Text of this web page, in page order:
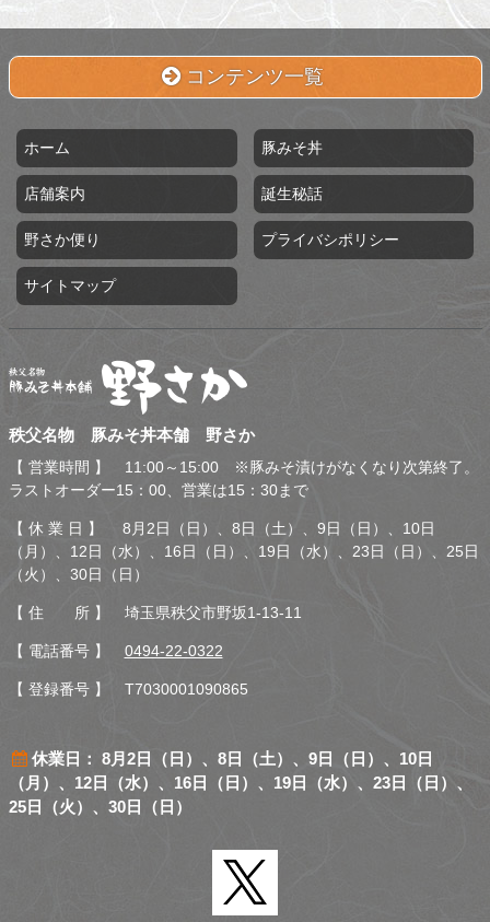
コンテンツ一覧
ホーム 豚みそ丼
店舗案内 誕生秘話
野さか便り プライバシポリシー
サイトマップ
秩父名物 豚みそ丼本舗 野
秩父名物 豚みそ丼本舗 野さか
【 営業時間 】 11:00～15:00 ※豚みそ漬けがなくなり次第終了。
ラストオーダー15：00、営業は15：30まで
【 休 業 日 】 8月2日（日）、8日（土）、9日（日）、10日
（月）、12日（水）、16日（日）、19日（水）、23日（日）、25日
（火）、30日（日）
【 住 所 】 埼玉県秩父市野坂1-13-11
【 電話番号 】 0494-22-0322
【 登録番号 】 T7030001090865
休業日： 8月2日（日）、8日（土）、9日（日）、10日
（月）、12日（水）、16日（日）、19日（水）、23日（日）、
25日（火）、30日（日）